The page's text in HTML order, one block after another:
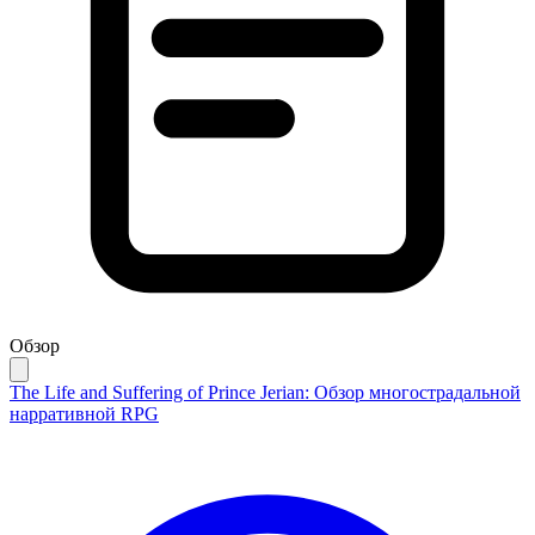
Обзор
The Life and Suffering of Prince Jerian: Обзор многострадальной
нарративной RPG